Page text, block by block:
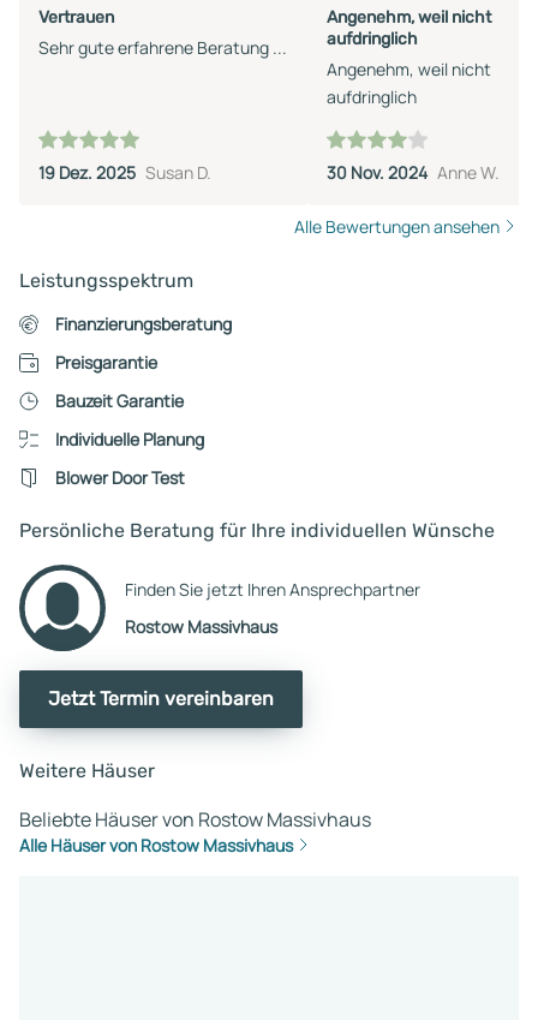
Vertrauen
Sehr gute erfahrene Beratung ...
19 Dez. 2025 Susan D.
Angenehm, weil nicht
aufdringlich
Angenehm, weil nicht
aufdringlich
30 Nov. 2024 Anne W.
Alle Bewertungen ansehen
Leistungsspektrum
Finanzierungsberatung
Preisgarantie
Bauzeit Garantie
Individuelle Planung
Blower Door Test
Persönliche Beratung für Ihre individuellen Wünsche
Finden Sie jetzt Ihren Ansprechpartner
Rostow Massivhaus
Jetzt Termin vereinbaren
Weitere Häuser
Beliebte Häuser von Rostow Massivhaus
Alle Häuser von Rostow Massivhaus